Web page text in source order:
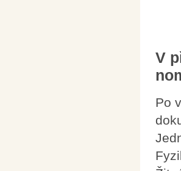
V
Po